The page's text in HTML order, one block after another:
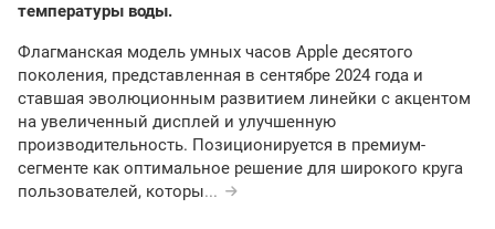
температуры воды.
Флагманская модель умных часов Apple десятого
поколения, представленная в сентябре 2024 года и
ставшая эволюционным развитием линейки с акцентом
на увеличенный дисплей и улучшенную
производительность. Позиционируется в премиум-
сегменте как оптимальное решение для широкого круга
пользователей, которы...